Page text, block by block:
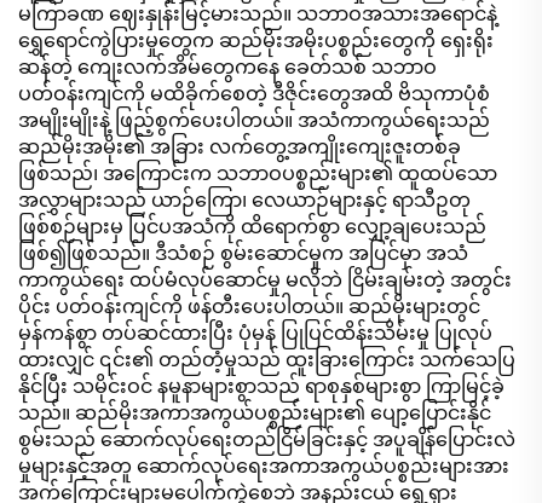
မကြာခဏ ဈေးနှုန်းမြင့်မားသည်။ သဘာဝအသားအရောင်နဲ့
ရွှေရောင်ကွဲပြားမှုတွေက ဆည်မိုးအမိုးပစ္စည်းတွေကို ရှေးရိုး
ဆန်တဲ့ ကျေးလက်အိမ်တွေကနေ ခေတ်သစ် သဘာဝ
ပတ်ဝန်းကျင်ကို မထိခိုက်စေတဲ့ ဒီဇိုင်းတွေအထိ ဗိသုကာပုံစံ
အမျိုးမျိုးနဲ့ ဖြည့်စွက်ပေးပါတယ်။ အသံကာကွယ်ရေးသည်
ဆည်မိုးအမိုး၏ အခြား လက်တွေ့အကျိုးကျေးဇူးတစ်ခု
ဖြစ်သည်၊ အကြောင်းက သဘာဝပစ္စည်းများ၏ ထူထပ်သော
အလွှာများသည် ယာဉ်ကြော၊ လေယာဉ်များနှင့် ရာသီဥတု
ဖြစ်စဉ်များမှ ပြင်ပအသံကို ထိရောက်စွာ လျှော့ချပေးသည်
ဖြစ်၍ဖြစ်သည်။ ဒီသံစဉ် စွမ်းဆောင်မှုက အပြင်မှာ အသံ
ကာကွယ်ရေး ထပ်မံလုပ်ဆောင်မှု မလိုဘဲ ငြိမ်းချမ်းတဲ့ အတွင်း
ပိုင်း ပတ်ဝန်းကျင်ကို ဖန်တီးပေးပါတယ်။ ဆည်မိုးများတွင်
မှန်ကန်စွာ တပ်ဆင်ထားပြီး ပုံမှန် ပြုပြင်ထိန်းသိမ်းမှု ပြုလုပ်
ထားလျှင် ၎င်း၏ တည်တံ့မှုသည် ထူးခြားကြောင်း သက်သေပြ
နိုင်ပြီး သမိုင်းဝင် နမူနာများစွာသည် ရာစုနှစ်များစွာ ကြာမြင့်ခဲ့
သည်။ ဆည်မိုးအကာအကွယ်ပစ္စည်းများ၏ ပျော့ပြောင်းနိုင်
စွမ်းသည် ဆောက်လုပ်ရေးတည်ငြိမ်ခြင်းနှင့် အပူချိန်ပြောင်းလဲ
မှုများနှင့်အတူ ဆောက်လုပ်ရေးအကာအကွယ်ပစ္စည်းများအား
အက်ကြောင်းများမပေါက်ကွဲစေဘဲ အနည်းငယ် ရွေ့ရှား